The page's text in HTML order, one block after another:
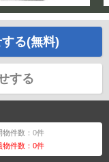
る(無料)
する
物件数：0件
物件数：0件